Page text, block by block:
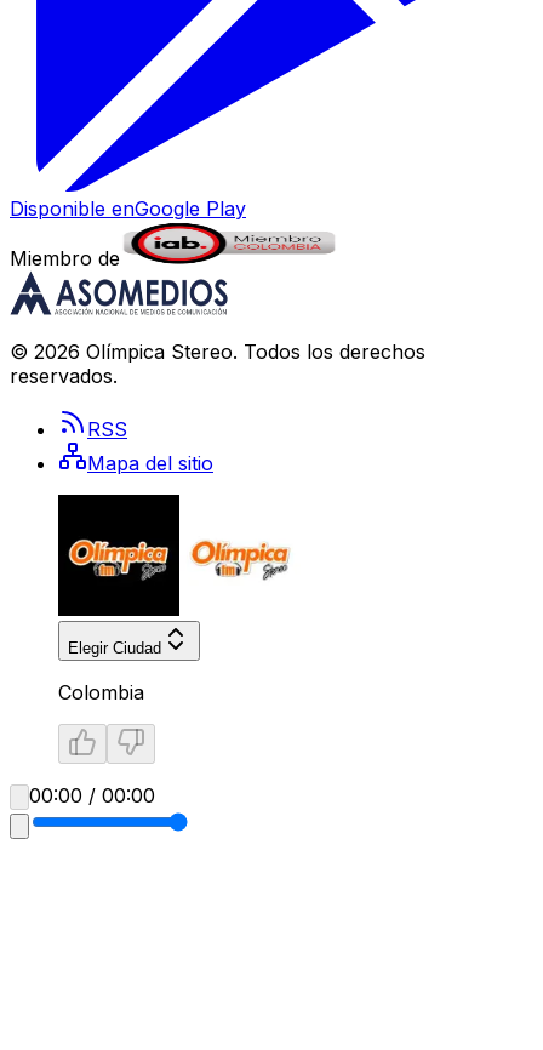
Disponible enGoogle Play
Miembro de
© 2026 Olímpica Stereo. Todos los derechos
reservados.
RSS
Mapa del sitio
Elegir Ciudad
Colombia
00:00 / 00:00